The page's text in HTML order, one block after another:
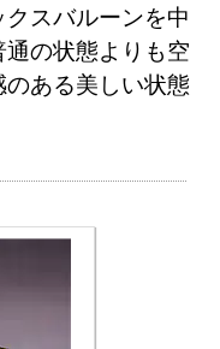
スバルーンを中
の状態よりも空
ある美しい状態